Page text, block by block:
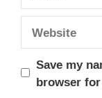
Website
Save my
browser